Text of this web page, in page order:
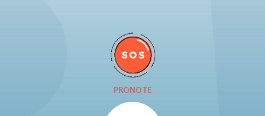
PRONOTE